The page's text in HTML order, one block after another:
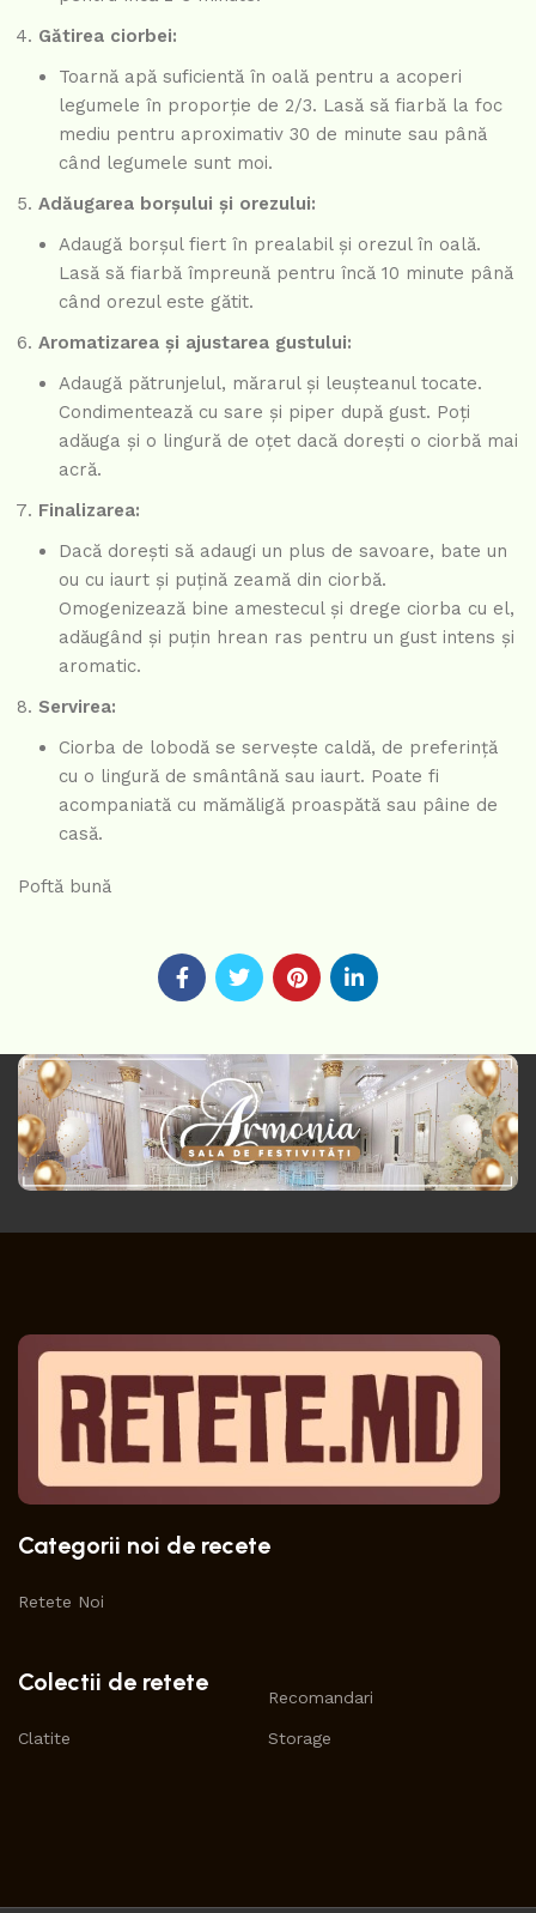
Gătirea ciorbei:
Toarnă apă suficientă în oală pentru a acoperi
legumele în proporție de 2/3. Lasă să fiarbă la foc
mediu pentru aproximativ 30 de minute sau până
când legumele sunt moi.
Adăugarea borșului și orezului:
Adaugă borșul fiert în prealabil și orezul în oală.
Lasă să fiarbă împreună pentru încă 10 minute până
când orezul este gătit.
Aromatizarea și ajustarea gustului:
Adaugă pătrunjelul, mărarul și leușteanul tocate.
Condimentează cu sare și piper după gust. Poți
adăuga și o lingură de oțet dacă dorești o ciorbă mai
acră.
Finalizarea:
Dacă dorești să adaugi un plus de savoare, bate un
ou cu iaurt și puțină zeamă din ciorbă.
Omogenizează bine amestecul și drege ciorba cu el,
adăugând și puțin hrean ras pentru un gust intens și
aromatic.
Servirea:
Ciorba de lobodă se servește caldă, de preferință
cu o lingură de smântână sau iaurt. Poate fi
acompaniată cu mămăligă proaspătă sau pâine de
casă.
Poftă bună
Categorii noi de recete
Retete Noi
Colectii de retete
Clatite
Recomandari
Storage